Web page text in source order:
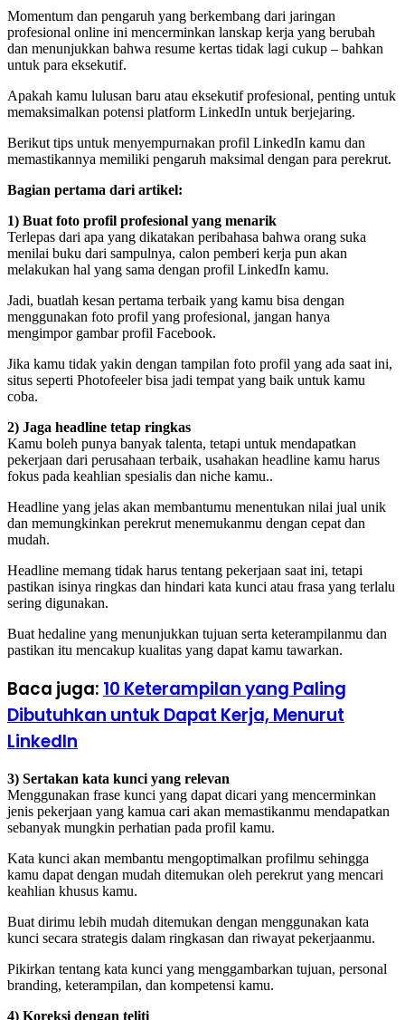
Momentum dan pengaruh yang berkembang dari jaringan
profesional online ini mencerminkan lanskap kerja yang berubah
dan menunjukkan bahwa resume kertas tidak lagi cukup – bahkan
untuk para eksekutif.
Apakah kamu lulusan baru atau eksekutif profesional, penting untuk
memaksimalkan potensi platform LinkedIn untuk berjejaring.
Berikut tips untuk menyempurnakan profil LinkedIn kamu dan
memastikannya memiliki pengaruh maksimal dengan para perekrut.
Bagian pertama dari artikel:
1) Buat foto profil profesional yang menarik
Terlepas dari apa yang dikatakan peribahasa bahwa orang suka
menilai buku dari sampulnya, calon pemberi kerja pun akan
melakukan hal yang sama dengan profil LinkedIn kamu.
Jadi, buatlah kesan pertama terbaik yang kamu bisa dengan
menggunakan foto profil yang profesional, jangan hanya
mengimpor gambar profil Facebook.
Jika kamu tidak yakin dengan tampilan foto profil yang ada saat ini,
situs seperti Photofeeler bisa jadi tempat yang baik untuk kamu
coba.
2) Jaga headline tetap ringkas
Kamu boleh punya banyak talenta, tetapi untuk mendapatkan
pekerjaan dari perusahaan terbaik, usahakan headline kamu harus
fokus pada keahlian spesialis dan niche kamu..
Headline yang jelas akan membantumu menentukan nilai jual unik
dan memungkinkan perekrut menemukanmu dengan cepat dan
mudah.
Headline memang tidak harus tentang pekerjaan saat ini, tetapi
pastikan isinya ringkas dan hindari kata kunci atau frasa yang terlalu
sering digunakan.
Buat hedaline yang menunjukkan tujuan serta keterampilanmu dan
pastikan itu mencakup kualitas yang dapat kamu tawarkan.
Baca juga: 10 Keterampilan yang Paling
Dibutuhkan untuk Dapat Kerja, Menurut
LinkedIn
3) Sertakan kata kunci yang relevan
Menggunakan frase kunci yang dapat dicari yang mencerminkan
jenis pekerjaan yang kamua cari akan memastikanmu mendapatkan
sebanyak mungkin perhatian pada profil kamu.
Kata kunci akan membantu mengoptimalkan profilmu sehingga
kamu dapat dengan mudah ditemukan oleh perekrut yang mencari
keahlian khusus kamu.
Buat dirimu lebih mudah ditemukan dengan menggunakan kata
kunci secara strategis dalam ringkasan dan riwayat pekerjaanmu.
Pikirkan tentang kata kunci yang menggambarkan tujuan, personal
branding, keterampilan, dan kompetensi kamu.
4) Koreksi dengan teliti